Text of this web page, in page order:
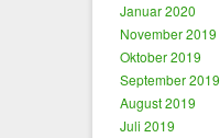
Januar 2020
November 2019
Oktober 2019
September 2019
August 2019
Juli 2019